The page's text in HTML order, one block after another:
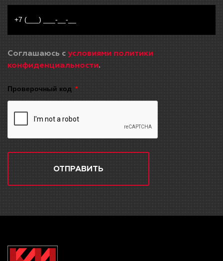
Соглашаюсь с условиями политики
конфиденциальности.
Проверочный код
ОТПРАВИТЬ